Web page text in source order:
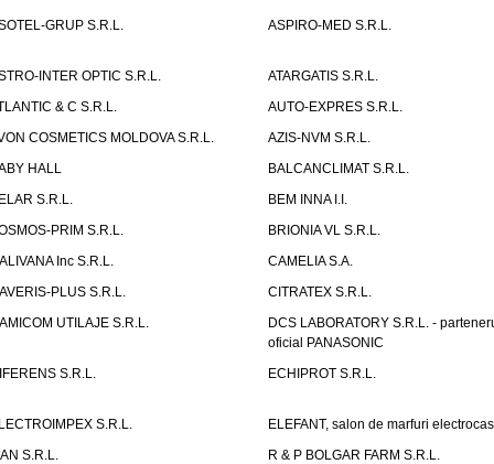
GRUP S.R.L.
ASPIRO-MED S.R.L.
INTER OPTIC S.R.L.
ATARGATIS S.R.L.
& C S.R.L.
AUTO-EXPRES S.R.L.
COSMETICS MOLDOVA S.R.L.
AZIS-NVM S.R.L.
HALL
BALCANCLIMAT S.R.L.
S.R.L.
BEM INNA I.I.
PRIM S.R.L.
BRIONIA VL S.R.L.
Inc S.R.L.
CAMELIA S.A.
PLUS S.R.L.
CITRATEX S.R.L.
UTILAJE S.R.L.
DCS LABORATORY S.R.L. -
oficial PANASONIC
S.R.L.
ECHIPROT S.R.L.
S.R.L.
ELEFANT, salon de marfuri
S.R.L.
R & P BOLGAR FARM S.R.L.